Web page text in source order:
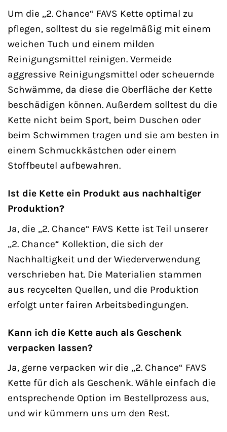
Um die „2. Chance“ FAVS Kette optimal zu
pflegen, solltest du sie regelmäßig mit einem
weichen Tuch und einem milden
Reinigungsmittel reinigen. Vermeide
aggressive Reinigungsmittel oder scheuernde
Schwämme, da diese die Oberfläche der Kette
beschädigen können. Außerdem solltest du die
Kette nicht beim Sport, beim Duschen oder
beim Schwimmen tragen und sie am besten in
einem Schmuckkästchen oder einem
Stoffbeutel aufbewahren.
Ist die Kette ein Produkt aus nachhaltiger
Produktion?
Ja, die „2. Chance“ FAVS Kette ist Teil unserer
„2. Chance“ Kollektion, die sich der
Nachhaltigkeit und der Wiederverwendung
verschrieben hat. Die Materialien stammen
aus recycelten Quellen, und die Produktion
erfolgt unter fairen Arbeitsbedingungen.
Kann ich die Kette auch als Geschenk
verpacken lassen?
Ja, gerne verpacken wir die „2. Chance“ FAVS
Kette für dich als Geschenk. Wähle einfach die
entsprechende Option im Bestellprozess aus,
und wir kümmern uns um den Rest.